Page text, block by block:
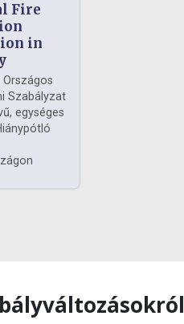
Fire
in
Szabályzat
egységes